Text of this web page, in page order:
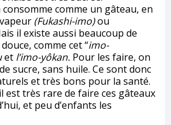
comme un gâteau, en
(Fukashi-imo)ou
il existe aussi beaucoup de
comme cet “imo-
et l’imo-yôkan. Pour les faire, on
sucre, sans huile. Ce sont donc
et très bons pour la santé.
est très rare de faire ces gâteaux
et peu d’enfants les